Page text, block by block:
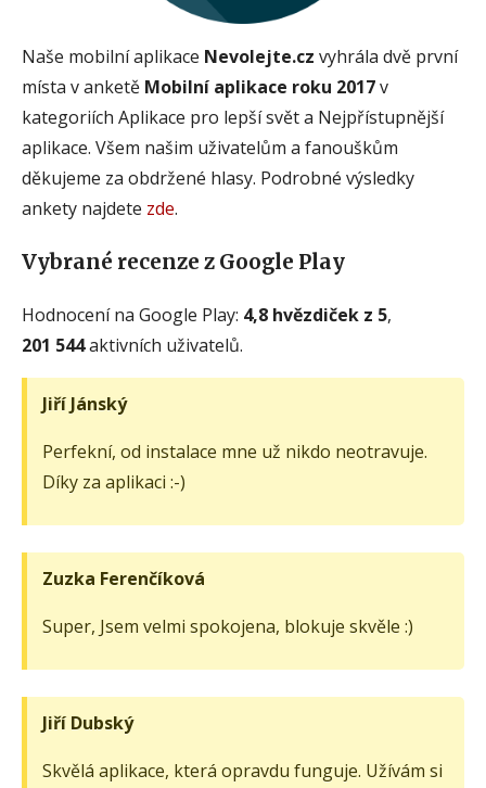
Naše mobilní aplikace Nevolejte.cz vyhrála dvě první
místa v anketě Mobilní aplikace roku 2017v
kategoriích Aplikace pro lepší svět a Nejpřístupnější
aplikace. Všem našim uživatelům a fanouškům
děkujeme za obdržené hlasy. Podrobné výsledky
ankety najdete zde.
Vybrané recenze z Google Play
Hodnocení na Google Play: 4,8 hvězdiček z 5,
201 544aktivních uživatelů.
Jiří Jánský
Perfekní, od instalace mne už nikdo neotravuje.
Díky za aplikaci :-)
Zuzka Ferenčíková
Super, Jsem velmi spokojena, blokuje skvěle :)
Jiří Dubský
Skvělá aplikace, která opravdu funguje. Užívám si